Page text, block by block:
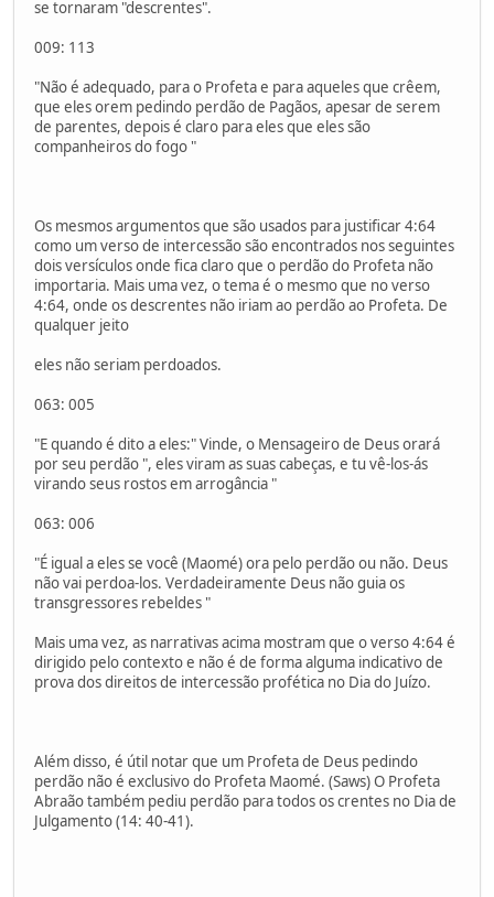
se tornaram "descrentes".
009: 113
"Não é adequado, para o Profeta e para aqueles que crêem,
que eles orem pedindo perdão de Pagãos, apesar de serem
de parentes, depois é claro para eles que eles são
companheiros do fogo "
Os mesmos argumentos que são usados ​​para justificar 4:64
como um verso de intercessão são encontrados nos seguintes
dois versículos onde fica claro que o perdão do Profeta não
importaria. Mais uma vez, o tema é o mesmo que no verso
4:64, onde os descrentes não iriam ao perdão ao Profeta. De
qualquer jeito
eles não seriam perdoados.
063: 005
"E quando é dito a eles:" Vinde, o Mensageiro de Deus orará
por seu perdão ", eles viram as suas cabeças, e tu vê-los-ás
virando seus rostos em arrogância "
063: 006
"É igual a eles se você (Maomé) ora pelo perdão ou não. Deus
não vai perdoa-los. Verdadeiramente Deus não guia os
transgressores rebeldes "
Mais uma vez, as narrativas acima mostram que o verso 4:64 é
dirigido pelo contexto e não é de forma alguma indicativo de
prova dos direitos de intercessão profética no Dia do Juízo.
Além disso, é útil notar que um Profeta de Deus pedindo
perdão não é exclusivo do Profeta Maomé. (Saws) O Profeta
Abraão também pediu perdão para todos os crentes no Dia de
Julgamento (14: 40-41).